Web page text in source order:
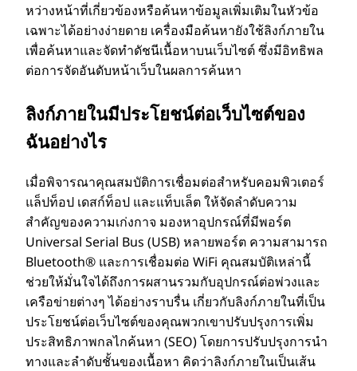
หว่างหน้าที่เกี่ยวข้องหรือค้นหาข้อมูลเพิ่มเติมในหัวข้อ
เฉพาะได้อย่างง่ายดาย เครื่องมือค้นหายังใช้ลิงก์ภายใน
เพื่อค้นหาและจัดทําดัชนีเนื้อหาบนเว็บไซต์ ซึ่งมีอิทธิพล
ต่อการจัดอันดับหน้าเว็บในผลการค้นหา
ลิงก์ภายในมีประโยชน์ต่อเว็บไซต์ของ
ฉันอย่างไร
เมื่อพิจารณาคุณสมบัติการเชื่อมต่อสําหรับคอมพิวเตอร์
แล็ปท็อป เดสก์ท็อป และแท็บเล็ต ให้จัดลําดับความ
สําคัญของความเก่งกาจ มองหาอุปกรณ์ที่มีพอร์ต
Universal Serial Bus (USB) หลายพอร์ต ความสามารถ
Bluetooth® และการเชื่อมต่อ WiFi คุณสมบัติเหล่านี้
ช่วยให้มั่นใจได้ถึงการผสานรวมกับอุปกรณ์ต่อพ่วงและ
เครือข่ายต่างๆ ได้อย่างราบรื่น เกี่ยวกับลิงก์ภายในที่เป็น
ประโยชน์ต่อเว็บไซต์ของคุณพวกเขาปรับปรุงการเพิ่ม
ประสิทธิภาพกลไกค้นหา (SEO) โดยการปรับปรุงการนํา
ทางและลําดับชั้นของเนื้อหา คิดว่าลิงก์ภายในเป็นเส้น